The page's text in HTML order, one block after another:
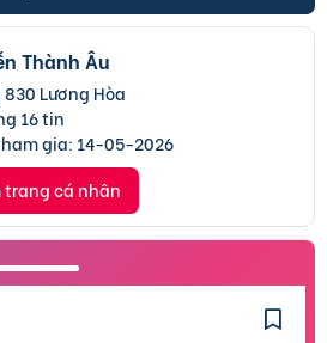
Thành Âu
Lương Hòa
16 tin
gia: 14-05-2026
trang cá nhân